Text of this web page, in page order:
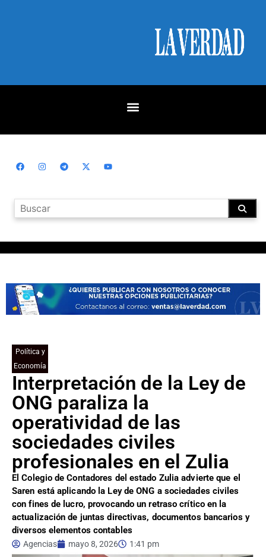
Política y
Economía
Interpretación de la Ley de
ONG paraliza la
operatividad de las
sociedades civiles
profesionales en el Zulia
El Colegio de Contadores del estado Zulia advierte que el
Saren está aplicando la Ley de ONG a sociedades civiles
con fines de lucro, provocando un retraso crítico en la
actualización de juntas directivas, documentos bancarios y
diversos elementos contables
Agencias mayo 8, 2026 1:41 pm